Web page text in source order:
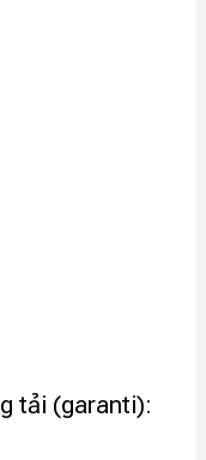
tải (garanti):